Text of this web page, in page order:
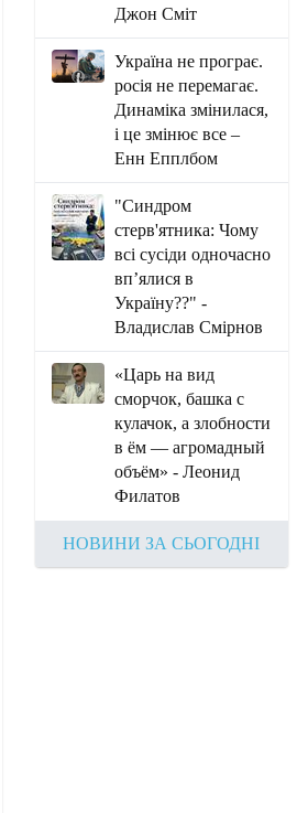
Джон Сміт
Україна не програє.
росія не перемагає.
Динаміка змінилася,
і це змінює все –
Енн Епплбом
"Синдром
стерв'ятника: Чому
всі сусіди одночасно
вп’ялися в
Україну??" -
Владислав Смірнов
«Царь на вид
сморчок, башка с
кулачок, а злобности
в ём — агромадный
объём» - Леонид
Филатов
НОВИНИ ЗА СЬОГОДНІ